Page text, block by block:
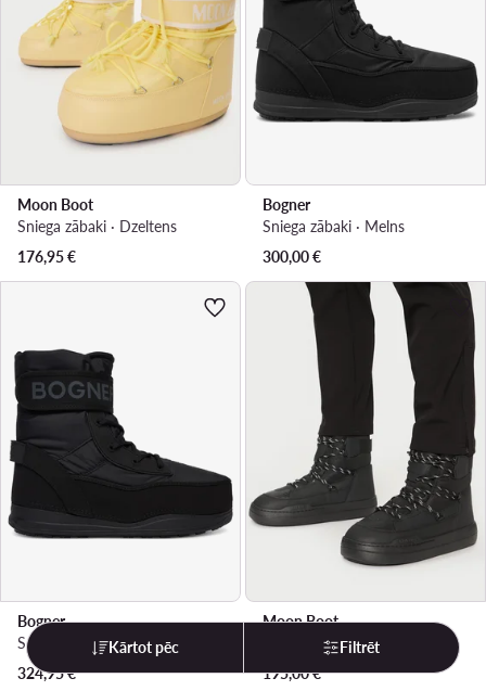
Moon Boot
Sniega zābaki · Dzeltens
176,95€
Bogner
Sniega zābaki · Melns
300,00€
Bogner
Sniega zābaki · Melns
324,95€
Moon Boot
Sniega zābaki · Melns
195,00€
Kārtot pēc Filtrēt